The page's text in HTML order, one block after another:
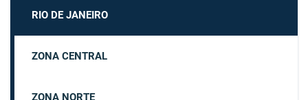
RIO DE JANEIRO
ZONA CENTRAL
ZONA NORTE